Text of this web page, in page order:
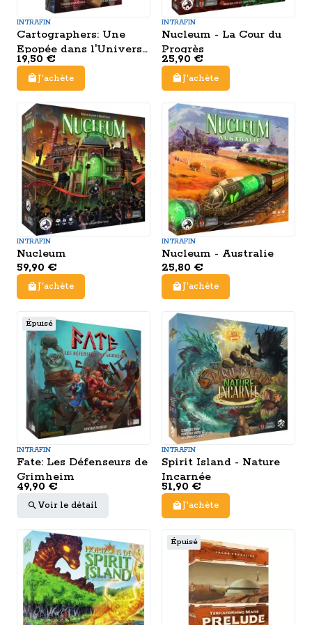
INTRAFIN
Cartographers: Une
Epopée dans l'Univers
de Roll Player
19,50 €
J'achète
INTRAFIN
Nucleum - La Cour du
Progrès
25,90 €
J'achète
INTRAFIN
Nucleum
59,90 €
J'achète
INTRAFIN
Nucleum - Australie
25,80 €
J'achète
Épuisé
INTRAFIN
Fate: Les Défenseurs de
Grimheim
49,90 €
Voir le détail
INTRAFIN
Spirit Island - Nature
Incarnée
51,90 €
J'achète
Épuisé